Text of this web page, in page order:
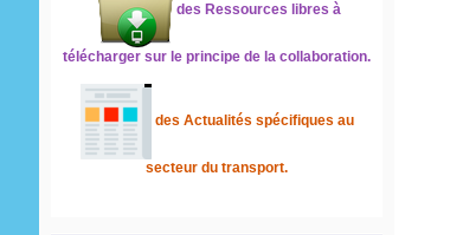
des Ressources libres à
télécharger sur le principe de la collaboration.
des Actualités spécifiques au
secteur du transport.